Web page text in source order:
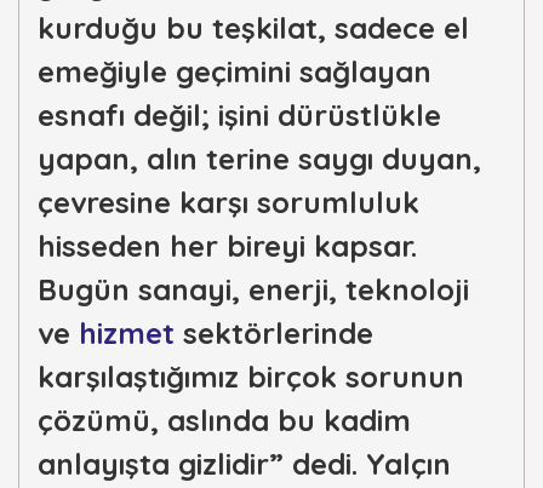
kurduğu bu teşkilat, sadece el
emeğiyle geçimini sağlayan
esnafı değil; işini dürüstlükle
yapan, alın terine saygı duyan,
çevresine karşı sorumluluk
hisseden her bireyi kapsar.
Bugün sanayi, enerji, teknoloji
ve hizmet sektörlerinde
karşılaştığımız birçok sorunun
çözümü, aslında bu kadim
anlayışta gizlidir” dedi. Yalçın